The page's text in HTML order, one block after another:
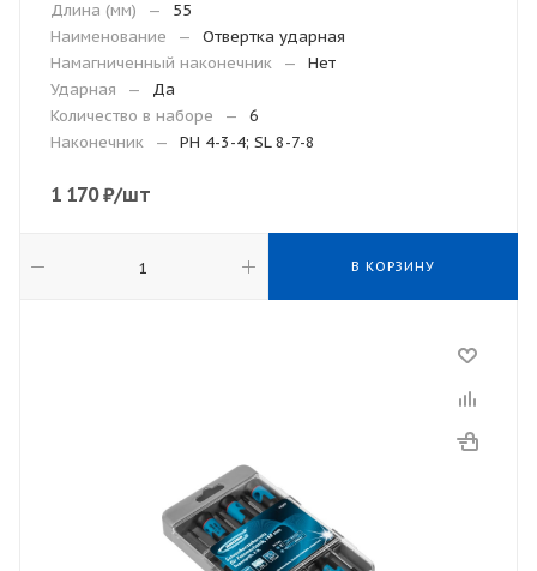
Длина (мм)
—
55
Наименование
—
Отвертка ударная
Намагниченный наконечник
—
Нет
Ударная
—
Да
Количество в наборе
—
6
Наконечник
— PH 4-3-4; SL 8-7-8
1 170₽/шт
В КОРЗИНУ